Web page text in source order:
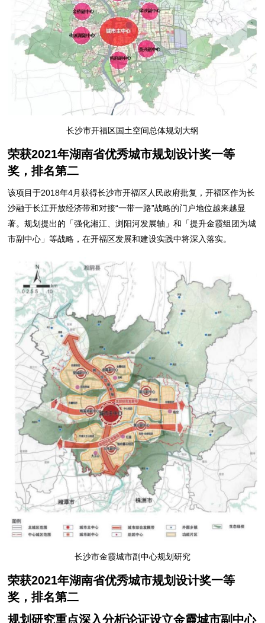
长沙市开福区国土空间总体规划大纲
荣获2021年湖南省优秀城市规划设计奖一等
奖，排名第二
该项目于2018年4月获得长沙市开福区人民政府批复，开福区作为长
沙融于长江开放经济带和对接“一带一路”战略的门户地位越来越显
著。规划提出的「强化湘江、浏阳河发展轴」和「提升金霞组团为城
市副中心」等战略，在开福区发展和建设实践中将深入落实。
长沙市金霞城市副中心规划研究
荣获2021年湖南省优秀城市规划设计奖一等
奖，排名第二
规划研究重点深入分析论证设立金霞城市副中心